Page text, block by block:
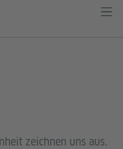
zeichnen uns aus.